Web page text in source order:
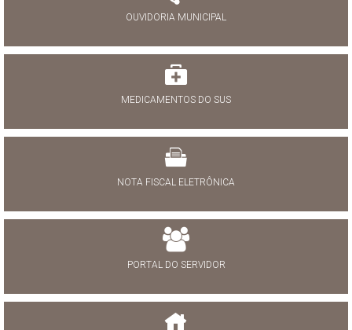
OUVIDORIA MUNICIPAL
MEDICAMENTOS DO SUS
NOTA FISCAL ELETRÔNICA
PORTAL DO SERVIDOR